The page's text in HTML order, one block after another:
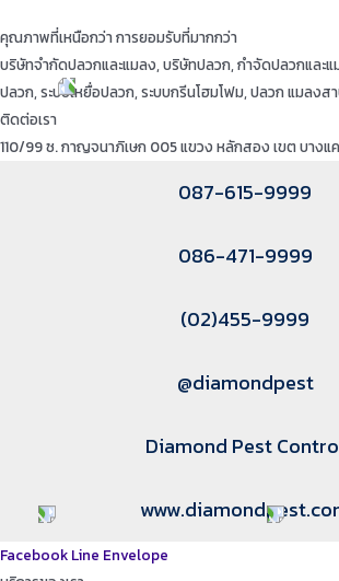
คุณภาพที่เหนือกว่า การยอมรับที่มากกว่า
บริษัทจำกัดปลวกและแมลง, บริษัทปลวก, กำจัดปลวกและ
ปลวก, ระบบเหยื่อปลวก, ระบบกรีนโฮมโฟม, ปลวก แมลง
ติดต่อเรา
110/99 ซ. กาญจนาภิเษก 005 แขวง หลักสอง เขต บางแ
087-615-9999
086-471-9999
(02)455-9999
@diamondpest
Diamond Pest
Facebook Line Envelope